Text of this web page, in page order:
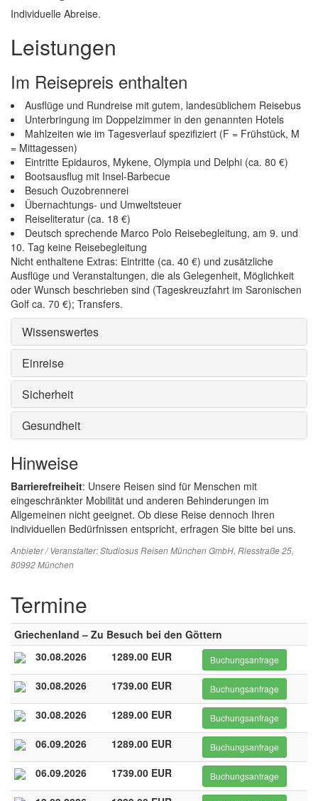
Individuelle Abreise.
Leistungen
Im Reisepreis enthalten
Ausflüge und Rundreise mit gutem, landesüblichem Reisebus
Unterbringung im Doppelzimmer in den genannten Hotels
Mahlzeiten wie im Tagesverlauf spezifiziert (F = Frühstück, M
= Mittagessen)
Eintritte Epidauros, Mykene, Olympia und Delphi (ca. 80 €)
Bootsausflug mit Insel-Barbecue
Besuch Ouzobrennerei
Übernachtungs- und Umweltsteuer
Reiseliteratur (ca. 18 €)
Deutsch sprechende Marco Polo Reisebegleitung, am 9. und
10. Tag keine Reisebegleitung
Nicht enthaltene Extras: Eintritte (ca. 40 €) und zusätzliche
Ausflüge und Veranstaltungen, die als Gelegenheit, Möglichkeit
oder Wunsch beschrieben sind (Tageskreuzfahrt im Saronischen
Golf ca. 70 €); Transfers.
Wissenswertes
Einreise
Sicherheit
Gesundheit
Hinweise
Barrierefreiheit: Unsere Reisen sind für Menschen mit
eingeschränkter Mobilität und anderen Behinderungen im
Allgemeinen nicht geeignet. Ob diese Reise dennoch Ihren
individuellen Bedürfnissen entspricht, erfragen Sie bitte bei uns.
Anbieter / Veranstalter:Studiosus Reisen München GmbH, Riesstraße 25,
80992 München
Termine
Griechenland – Zu Besuch bei den Göttern
30.08.2026
1289.00 EUR Buchungsanfrage
30.08.2026 1739.00 EUR Buchungsanfrage
30.08.2026 1289.00 EUR Buchungsanfrage
06.09.2026 1289.00 EUR Buchungsanfrage
06.09.2026 1739.00 EUR Buchungsanfrage